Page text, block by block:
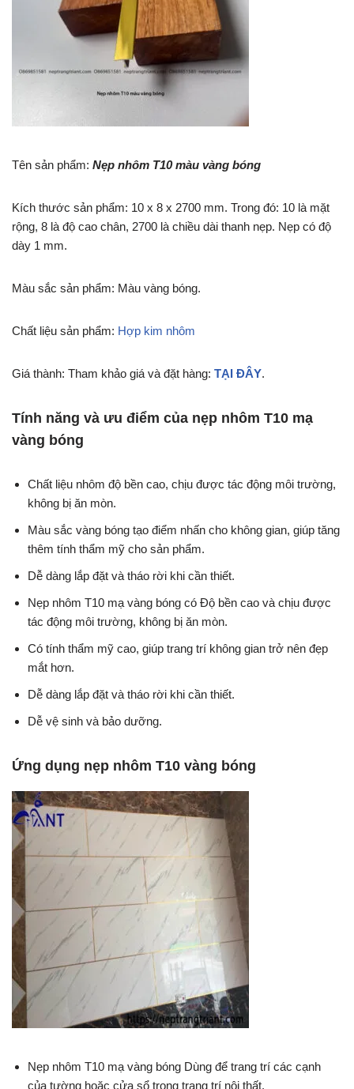
Tên sản phẩm: Nẹp nhôm T10 màu vàng bóng
Kích thước sản phẩm: 10 x 8 x 2700 mm. Trong đó: 10 là mặt
rộng, 8 là độ cao chân, 2700 là chiều dài thanh nẹp. Nẹp có độ
dày 1 mm.
Màu sắc sản phẩm: Màu vàng bóng.
Chất liệu sản phẩm: Hợp kim nhôm
Giá thành: Tham khảo giá và đặt hàng: TẠI ĐÂY.
Tính năng và ưu điểm của nẹp nhôm T10 mạ
vàng bóng
Chất liệu nhôm độ bền cao, chịu được tác động môi trường,
không bị ăn mòn.
Màu sắc vàng bóng tạo điểm nhấn cho không gian, giúp tăng
thêm tính thẩm mỹ cho sản phẩm.
Dễ dàng lắp đặt và tháo rời khi cần thiết.
Nẹp nhôm T10 mạ vàng bóng có Độ bền cao và chịu được
tác động môi trường, không bị ăn mòn.
Có tính thẩm mỹ cao, giúp trang trí không gian trở nên đẹp
mắt hơn.
Dễ dàng lắp đặt và tháo rời khi cần thiết.
Dễ vệ sinh và bảo dưỡng.
Ứng dụng nẹp nhôm T10 vàng bóng
Nẹp nhôm T10 mạ vàng bóng Dùng để trang trí các cạnh
của tường hoặc cửa sổ trong trang trí nội thất.